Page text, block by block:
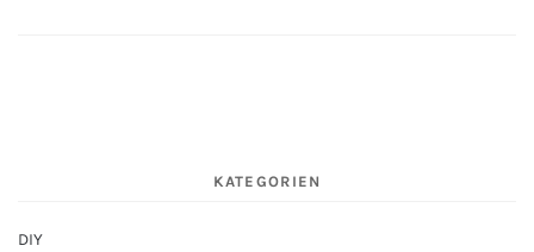
KATEGORIEN
DIY